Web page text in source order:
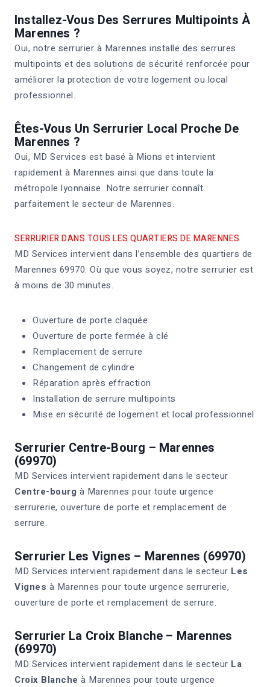
Installez-Vous Des Serrures Multipoints À
Marennes ?
Oui, notre serrurier à Marennes installe des serrures
multipoints et des solutions de sécurité renforcée pour
améliorer la protection de votre logement ou local
professionnel.
Êtes-Vous Un Serrurier Local Proche De
Marennes ?
Oui, MD Services est basé à Mions et intervient
rapidement à Marennes ainsi que dans toute la
métropole lyonnaise. Notre serrurier connaît
parfaitement le secteur de Marennes.
SERRURIER DANS TOUS LES QUARTIERS DE MARENNES
MD Services intervient dans l’ensemble des quartiers de
Marennes 69970. Où que vous soyez, notre serrurier est
à moins de 30 minutes.
Ouverture de porte claquée
Ouverture de porte fermée à clé
Remplacement de serrure
Changement de cylindre
Réparation après effraction
Installation de serrure multipoints
Mise en sécurité de logement et local professionnel
Serrurier Centre-Bourg – Marennes
(69970)
MD Services intervient rapidement dans le secteur
Centre-bourg à Marennes pour toute urgence
serrurerie, ouverture de porte et remplacement de
serrure.
Serrurier Les Vignes – Marennes (69970)
MD Services intervient rapidement dans le secteur Les
Vignes à Marennes pour toute urgence serrurerie,
ouverture de porte et remplacement de serrure.
Serrurier La Croix Blanche – Marennes
(69970)
MD Services intervient rapidement dans le secteur La
Croix Blanche à Marennes pour toute urgence